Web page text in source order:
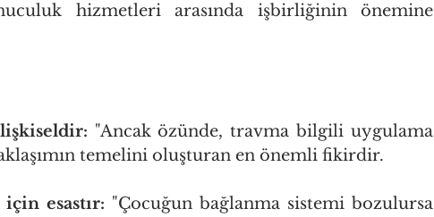
hizmetleri arasında işbirliğinin önemine
"Ancak özünde, travma bilgili uygulama
temelini oluşturan en önemli fikirdir.
esastır: "Çocuğun bağlanma sistemi bozulursa